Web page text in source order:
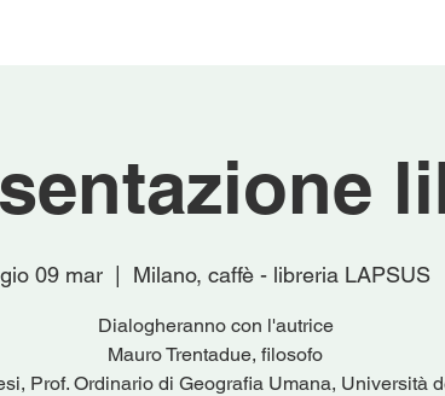
gio 09 mar Milano, caffè - libreria LAPSUS
Dialogheranno con l'autrice
Mauro Trentadue, filosofo
Prof. Ordinario di Geografia Umana, Università